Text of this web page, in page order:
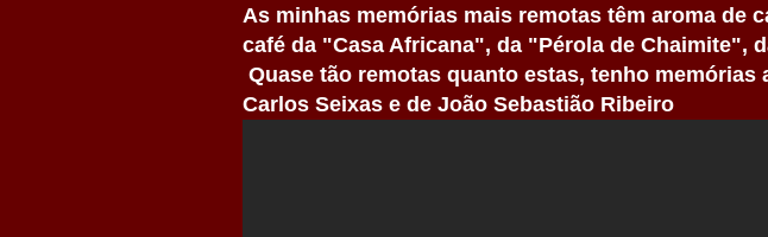
As minhas memórias mais remotas têm aroma de
café da "Casa Africana", da "Pérola de Chaimite",
Quase tão remotas quanto estas, tenho memórias
Carlos Seixas e de João Sebastião Ribeiro